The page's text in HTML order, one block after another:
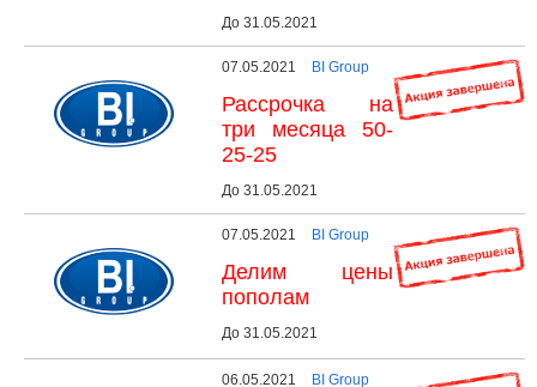
До 31.05.2021
07.05.2021 BI Group
Рассрочка на
три месяца 50-
25-25
До 31.05.2021
07.05.2021 BI Group
Делим цены
пополам
До 31.05.2021
06.05.2021 BI Group